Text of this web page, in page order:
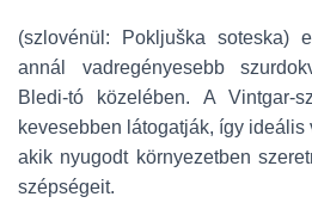
(szlovénül: Pokljuška soteska)
annál vadregényesebb
Bledi-tó közelében. A Vintgar-
kevesebben látogatják, így ideális
akik nyugodt környezetben
szépségeit.